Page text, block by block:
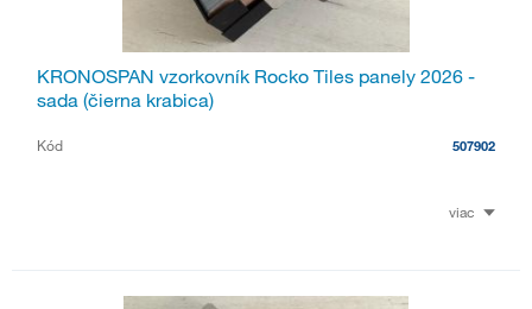
KRONOSPAN vzorkovník Rocko Tiles panely 2026 -
sada (čierna krabica)
Kód 507902
viac